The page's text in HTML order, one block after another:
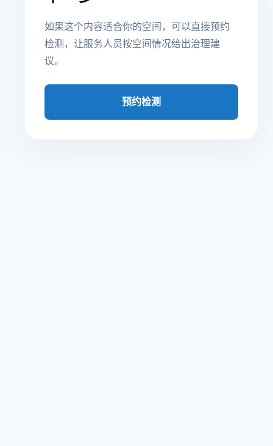
如果这个内容适合你的空间，可以直接预约
检测，让服务人员按空间情况给出治理建
议。
预约检测